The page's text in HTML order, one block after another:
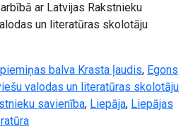
ar Latvijas Rakstnieku
un literatūras skolotāju
piemiņas balva Krasta ļaudis, Egons
valodas un literatūras skolotāju
savienība, Liepāja, Liepājas